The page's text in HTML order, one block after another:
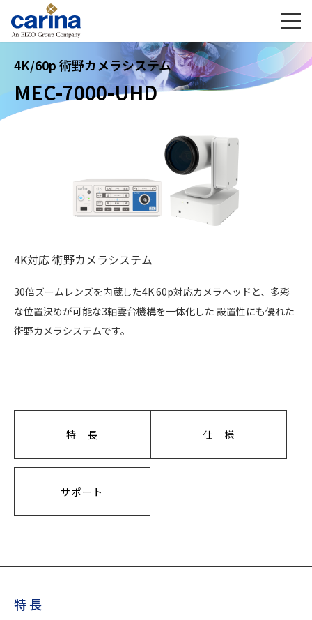
4K/60p 術野カメラシステム
MEC-7000-UHD
4K対応 術野カメラシステム
30倍ズームレンズを内蔵した4K 60p対応カメラヘッドと、多彩
な位置決めが可能な3軸雲台機構を一体化した 設置性にも優れた
術野カメラシステムです。
特 長 仕 様
サポート
特 長